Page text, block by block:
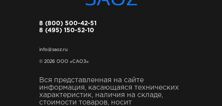
8 (800) 500-42-51
8 (495) 150-52-10
info@saoz.ru
© 2026 ООО «САОЗ»
Вся представленная на сайте
информация, касающаяся технических
характеристик, наличия на складе,
стоимости товаров, носит